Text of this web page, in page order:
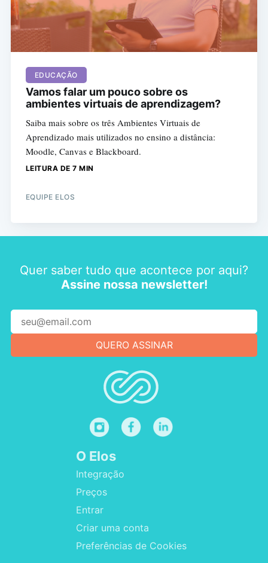
EDUCAÇÃO
Vamos falar um pouco sobre os
ambientes virtuais de aprendizagem?
Saiba mais sobre os três Ambientes Virtuais de
Aprendizado mais utilizados no ensino a distância:
Moodle, Canvas e Blackboard.
LEITURA DE 7 MIN
EQUIPE ELOS
Quer saber tudo que acontece por aqui?
Assine nossa newsletter!
O Elos
Integração
Preços
Entrar
Criar uma conta
Preferências de Cookies